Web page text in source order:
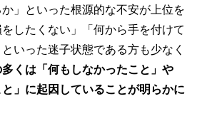
か」といった根源的な不安が上位を
したくない」「何から手を付けて
いった迷子状態である方も少なく
くは「何もしなかったこと」や
と」に起因していることが明らかに